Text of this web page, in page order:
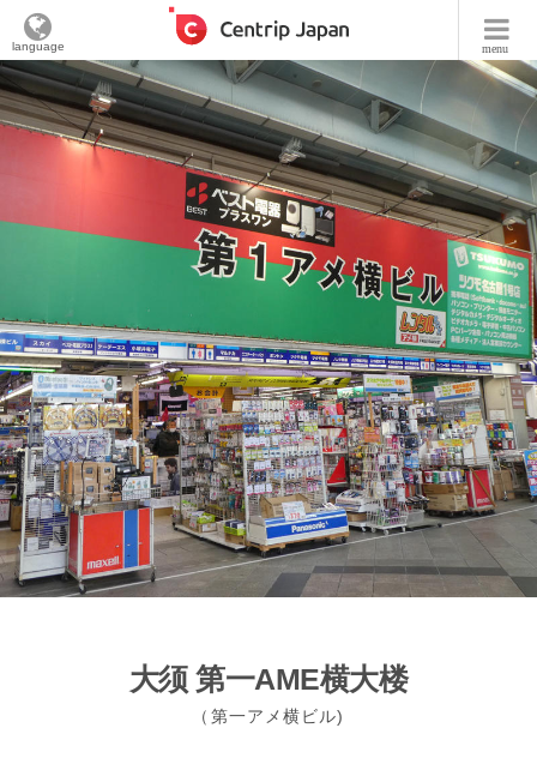
menu
language
大须 第一AME横大楼
（第一アメ横ビル)